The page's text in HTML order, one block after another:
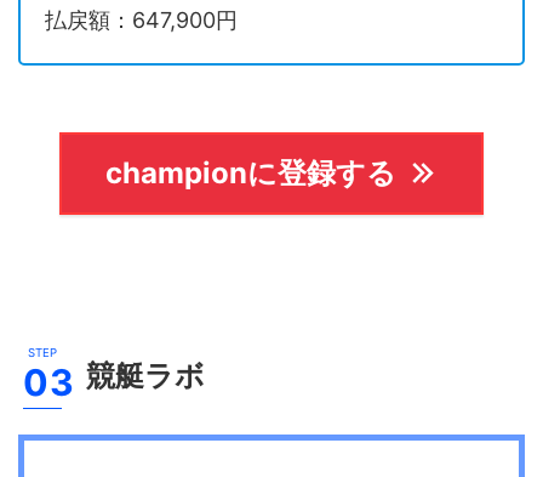
払戻額：647,900円
championに登録する
競艇ラボ